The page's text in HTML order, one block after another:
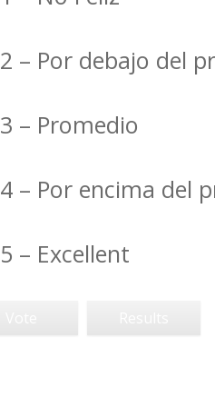
2 – Por debajo del
3 – Promedio
4 – Por encima del
5 – Excellent